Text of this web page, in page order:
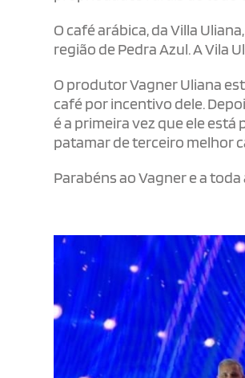
O café arábica, da Villa
região de Pedra Azul. A Vila
O produtor Vagner Uliana
café por incentivo dele.
é a primeira vez que ele
patamar de terceiro melhor
Parabéns ao Vagner e a